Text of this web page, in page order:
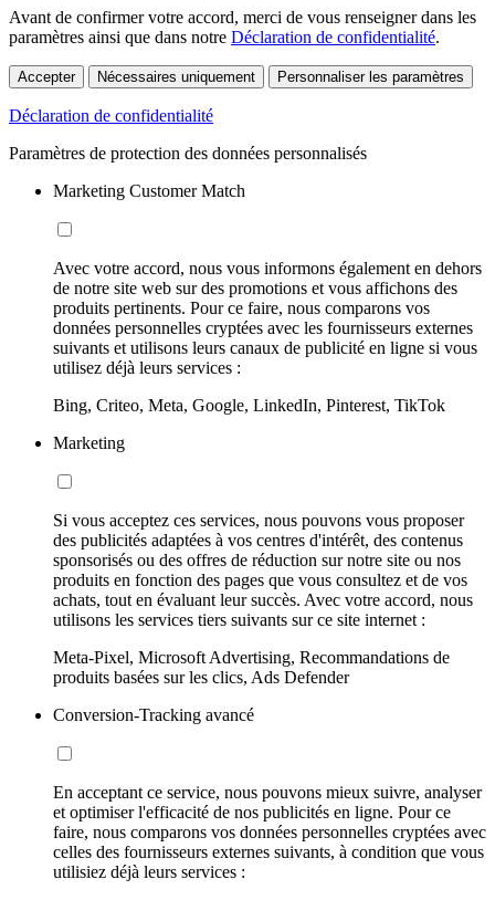
Avant de confirmer votre accord, merci de vous renseigner dans les
paramètres ainsi que dans notre Déclaration de confidentialité.
Accepter Nécessaires uniquement Personnaliser les paramètres
Déclaration de confidentialité
Paramètres de protection des données personnalisés
Marketing Customer Match
Avec votre accord, nous vous informons également en dehors
de notre site web sur des promotions et vous affichons des
produits pertinents. Pour ce faire, nous comparons vos
données personnelles cryptées avec les fournisseurs externes
suivants et utilisons leurs canaux de publicité en ligne si vous
utilisez déjà leurs services :
Bing, Criteo, Meta, Google, LinkedIn, Pinterest, TikTok
Marketing
Si vous acceptez ces services, nous pouvons vous proposer
des publicités adaptées à vos centres d'intérêt, des contenus
sponsorisés ou des offres de réduction sur notre site ou nos
produits en fonction des pages que vous consultez et de vos
achats, tout en évaluant leur succès. Avec votre accord, nous
utilisons les services tiers suivants sur ce site internet :
Meta-Pixel, Microsoft Advertising, Recommandations de
produits basées sur les clics, Ads Defender
Conversion-Tracking avancé
En acceptant ce service, nous pouvons mieux suivre, analyser
et optimiser l'efficacité de nos publicités en ligne. Pour ce
faire, nous comparons vos données personnelles cryptées avec
celles des fournisseurs externes suivants, à condition que vous
utilisiez déjà leurs services :